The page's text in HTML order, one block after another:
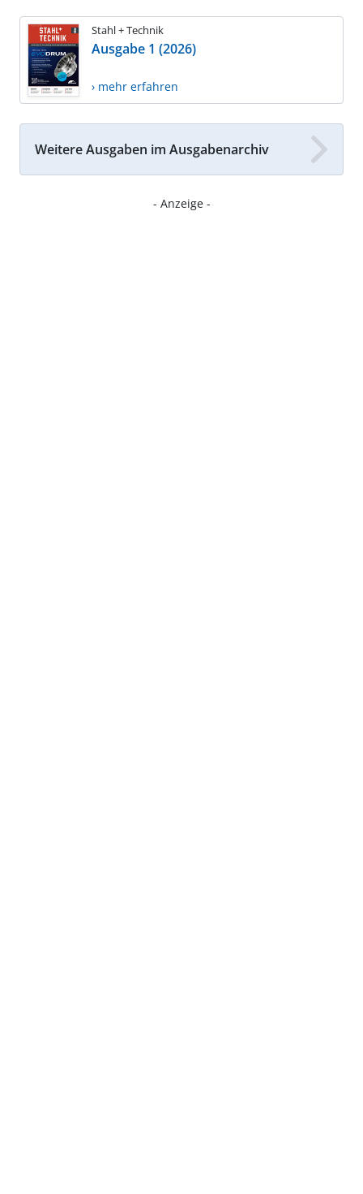
Stahl + Technik
Ausgabe 1 (2026)
› mehr erfahren
Weitere Ausgaben im Ausgabenarchiv
- Anzeige -